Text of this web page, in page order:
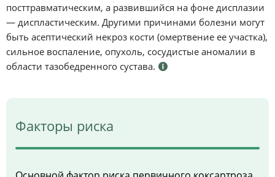
посттравматическим, а развившийся на фоне дисплазии
— диспластическим. Другими причинами болезни могут
быть асептический некроз кости (омертвение ее участка),
сильное воспаление, опухоль, сосудистые аномалии в
области тазобедренного сустава.
Факторы риска